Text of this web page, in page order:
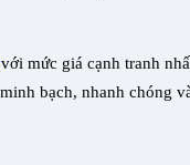
với mức giá cạnh tranh
bạch, nhanh chóng